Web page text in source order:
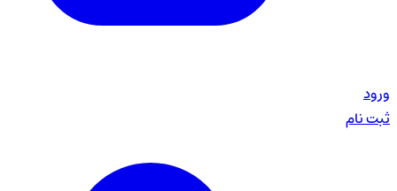
ورود
ثبت نام